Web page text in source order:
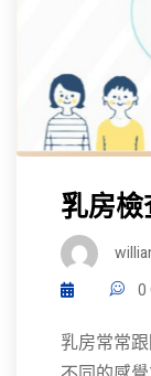
乳房
0
乳房常常